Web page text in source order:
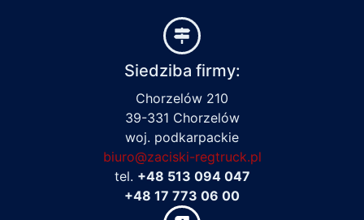
Siedziba firmy:
Chorzelów 210
39-331 Chorzelów
woj. podkarpackie
biuro@zaciski-regtruck.pl
tel. +48 513 094 047
+48 17 773 06 00